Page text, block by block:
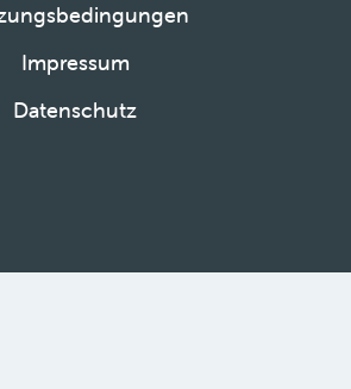
Impressum
Datenschutz